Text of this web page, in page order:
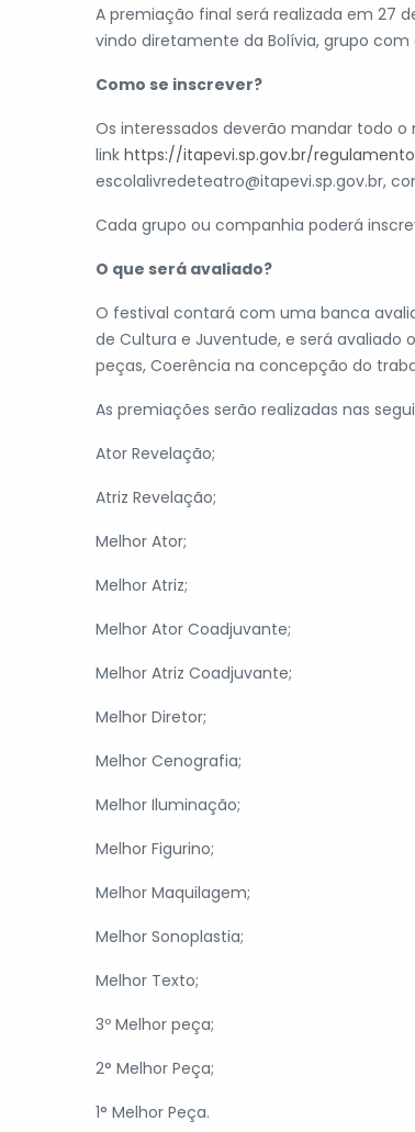
A premiação final será realizada em 27
vindo diretamente da Bolívia, grupo
Como se inscrever?
Os interessados deverão mandar todo
link https://itapevi.sp.gov.br/
escolalivredeteatro@itapevi.sp.gov.br,
Cada grupo ou companhia poderá
O que será avaliado?
O festival contará com uma banca
de Cultura e Juventude, e será avaliado
peças, Coerência na concepção do
As premiações serão realizadas nas
Ator Revelação;
Atriz Revelação;
Melhor Ator;
Melhor Atriz;
Melhor Ator Coadjuvante;
Melhor Atriz Coadjuvante;
Melhor Diretor;
Melhor Cenografia;
Melhor Iluminação;
Melhor Figurino;
Melhor Maquilagem;
Melhor Sonoplastia;
Melhor Texto;
3º Melhor peça;
2° Melhor Peça;
1° Melhor Peça.